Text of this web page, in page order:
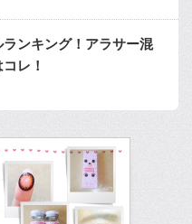
ンキング！アラサー混
レ！